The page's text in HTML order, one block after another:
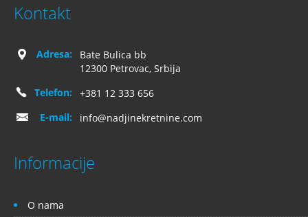
Kontakt
Adresa:
Bate Bulica bb
12300 Petrovac, Srbija
Telefon:
+381 12 333 656
E-mail:
info@nadjinekretnine.com
Informacije
O nama